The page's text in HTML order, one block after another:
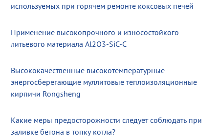
используемых при горячем ремонте коксовых печей
Применение высокопрочного и износостойкого
литьевого материала Al2O3-SiC-C
Высококачественные высокотемпературные
энергосберегающие муллитовые теплоизоляционные
кирпичи Rongsheng
Какие меры предосторожности следует соблюдать при
заливке бетона в топку котла?